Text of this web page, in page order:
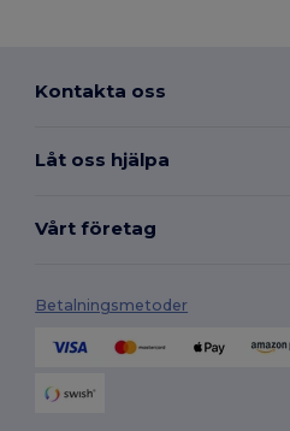
Kontakta oss
Låt oss hjälpa
Vårt företag
Betalningsmetoder